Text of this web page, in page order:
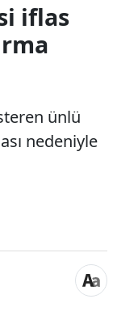
iflas
ünlü
nedeniyle